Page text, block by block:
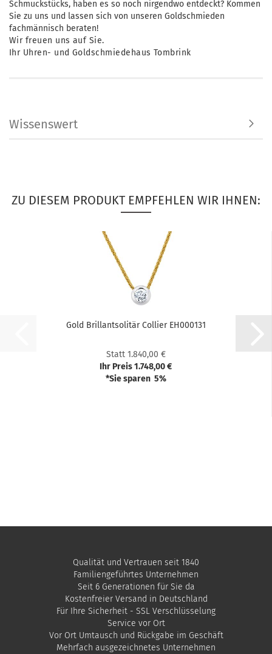
Schmuckstücks, haben es so noch nirgendwo entdeckt? Kommen
Sie zu uns und lassen sich von unseren Goldschmieden
fachmännisch beraten!
Wir freuen uns auf Sie.
Ihr Uhren- und Goldschmiedehaus Tombrink
Wissenswert
ZU DIESEM PRODUKT EMPFEHLEN WIR IHNEN:
Gold Bril­lant­so­li­tär Col­lier EH000131
Statt 1.840,00 €
Ihr Preis 1.748,00 €
*Sie sparen 5%
Qualität und Vertrauen seit 1840
Familiengeführtes Unternehmen
Seit 6 Generationen für Sie da
Kostenfreier Versand in Deutschland
Für Ihre Sicherheit - SSL Verschlüsselung
Service vor Ort
Vor Ort Umtausch und Rückgabe im Geschäft
Mehrfach ausgezeichnetes Unternehmen